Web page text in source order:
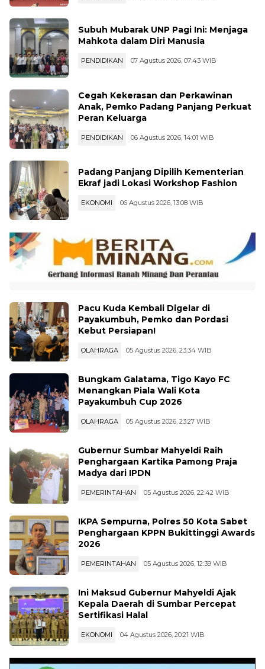
Mahkota dalam Diri Manusia
PENDIDIKAN 07 Agustus 2026, 07:43 WIB
Anak, Pemko Padang Panjang Perkuat
Peran Keluarga
PENDIDIKAN 06 Agustus 2026, 14:01 WIB
Ekraf jadi Lokasi Workshop Fashion
EKONOMI 06 Agustus 2026, 13:08 WIB
Payakumbuh, Pemko dan Pordasi
Kebut Persiapan!
OLAHRAGA 05 Agustus 2026, 23:34 WIB
Menangkan Piala Wali Kota
Payakumbuh Cup 2026
OLAHRAGA 05 Agustus 2026, 23:27 WIB
Penghargaan Kartika Pamong Praja
Madya dari IPDN
PEMERINTAHAN 05 Agustus 2026, 22:42 WIB
Penghargaan KPPN Bukittinggi Awards
2026
PEMERINTAHAN
Kepala Daerah di Sumbar Percepat
Sertifikasi Halal
EKONOMI 04 Agustus 2026, 20:21 WIB